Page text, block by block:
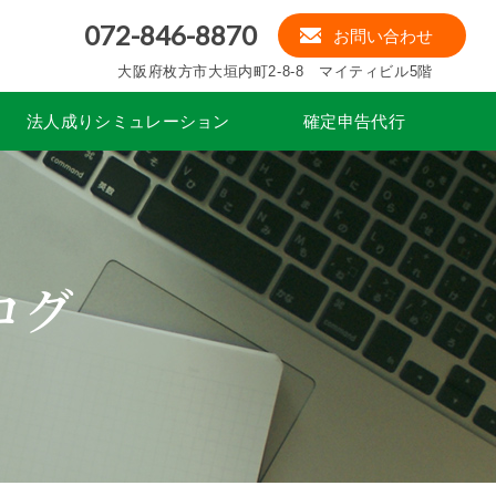
072-846-8870 お問い合わせ
大阪府枚方市大垣内町2-8-8 マイティビル5階
法人成りシミュレーション 確定申告代行
グ